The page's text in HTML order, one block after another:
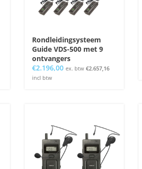
Rondleidingsysteem
Guide VDS-500 met 9
ontvangers
€2.196,00 ex. btw €2.657,16
incl btw